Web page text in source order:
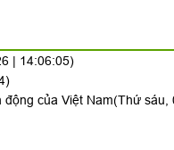
| 14:06:05)
của Việt Nam(Thứ sáu,